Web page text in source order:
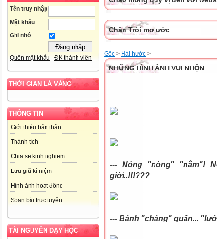
Tên truy nhập
Mật khẩu
Ghi nhớ
Quên mật khẩu ĐK thành viên
THỜI GIAN LÀ VÀNG
THÔNG TIN
Giới thiệu bản thân
Thành tích
Chia sẻ kinh nghiệm
Lưu giữ kỉ niệm
Hình ảnh hoạt động
Soạn bài trực tuyến
TÀI NGUYÊN DẠY HỌC
Chân Trời mơ ước
Gốc > Hài hước >
NHỮNG HÌNH ẢNH VUI NHỘN
--- Nóng "nòng" "nắm"!
giời..!!!???
--- Bánh "cháng" quấn...